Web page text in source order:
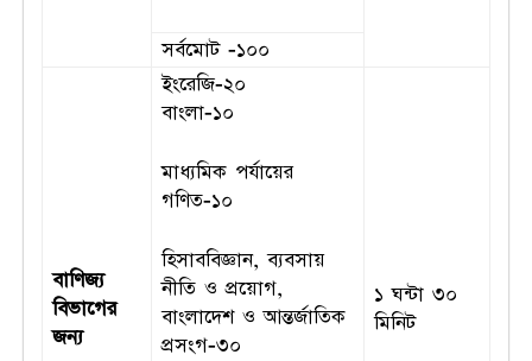
সর্বমোট -১০০
বাণিজ্য
বিভাগের
জন্য
ইংরেজি-২০
বাংলা-১০
মাধ্যমিক পর্যায়ের
গণিত-১০
হিসাববিজ্ঞান, ব্যবসায়
নীতি ও প্রয়োগ,
বাংলাদেশ ও আন্তর্জাতিক
প্রসংগ-৩০
১ ঘন্টা ৩০
মিনিট